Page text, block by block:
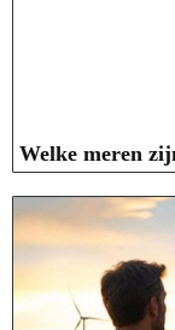
Welke meren